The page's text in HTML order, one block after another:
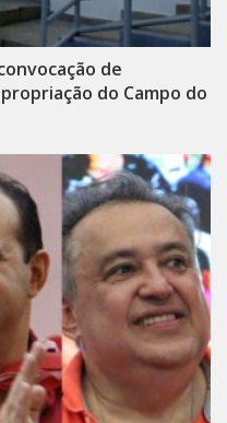
de
do Campo do